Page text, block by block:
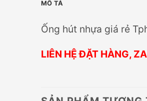
MÔ TẢ
Ống hút nhựa giá rẻ
LIÊN HỆ ĐẶT HÀNG,